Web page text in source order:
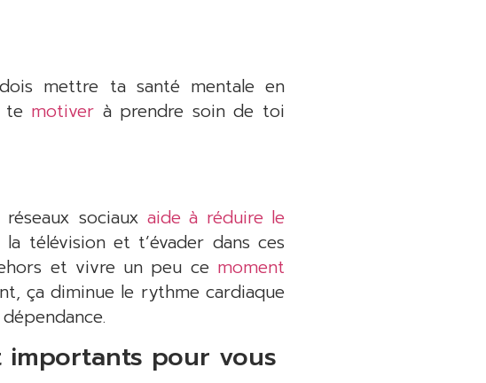
mettre ta santé mentale en
te motiver à prendre soin de toi
sociaux aide à réduire le
télévision et t’évader dans ces
et vivre un peu ce moment
ça diminue le rythme cardiaque
pour vous